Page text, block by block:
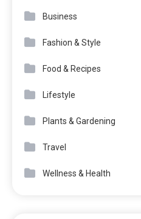
Business
Fashion & Style
Food & Recipes
Lifestyle
Plants & Gardening
Travel
Wellness & Health